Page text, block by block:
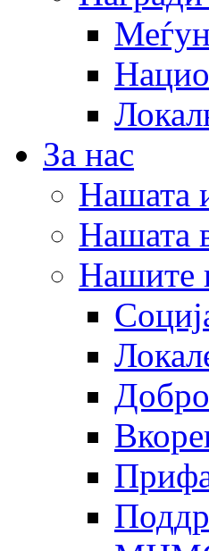
За нас
Нашата
Нашата
Нашите